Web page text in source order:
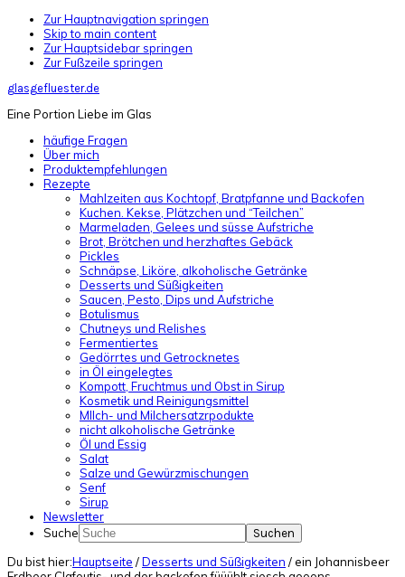
Zur Hauptnavigation springen
Skip to main content
Zur Hauptsidebar springen
Zur Fußzeile springen
glasgefluester.de
Eine Portion Liebe im Glas
häufige Fragen
Über mich
Produktempfehlungen
Rezepte
Mahlzeiten aus Kochtopf, Bratpfanne und Backofen
Kuchen. Kekse, Plätzchen und “Teilchen”
Marmeladen, Gelees und süsse Aufstriche
Brot, Brötchen und herzhaftes Gebäck
Pickles
Schnäpse, Liköre, alkoholische Getränke
Desserts und Süßigkeiten
Saucen, Pesto, Dips und Aufstriche
Botulismus
Chutneys und Relishes
Fermentiertes
Gedörrtes und Getrocknetes
in Öl eingelegtes
Kompott, Fruchtmus und Obst in Sirup
Kosmetik und Reinigungsmittel
MIlch- und Milchersatzrpodukte
nicht alkoholische Getränke
Öl und Essig
Salat
Salze und Gewürzmischungen
Senf
Sirup
Newsletter
Suche
Du bist hier:Hauptseite /Desserts und Süßigkeiten /ein Johannisbeer